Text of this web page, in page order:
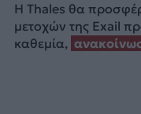
Η Thales θα
μετοχών της Exail
καθεμία,